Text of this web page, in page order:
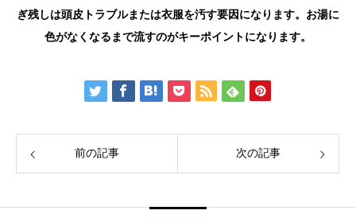
ぎ残しは頭皮トラブルまたは衣服を汚す要因になります。お湯に
色がなくなるまで流すのがキーポイントになります。
前の記事 次の記事